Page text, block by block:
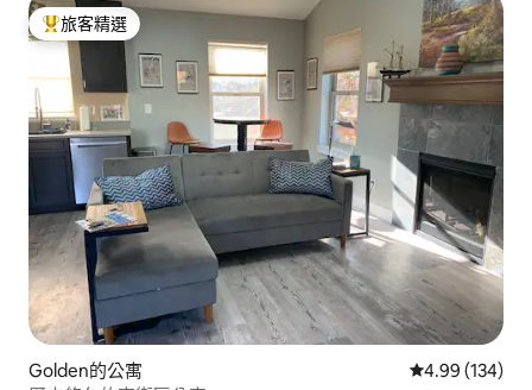
旅客精選榜首
旅客精選
Golden的公寓 從 134 則評價
4.99 (134)